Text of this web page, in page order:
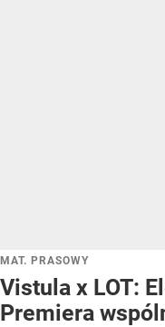
MAT. PRASOWY
Vistula x LOT:
Premiera